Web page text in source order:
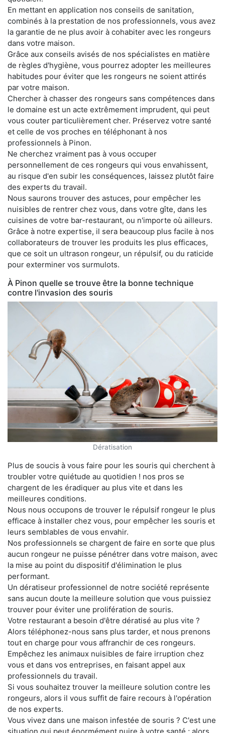
En mettant en application nos conseils de sanitation,
combinés à la prestation de nos professionnels, vous avez
la garantie de ne plus avoir à cohabiter avec les rongeurs
dans votre maison.
Grâce aux conseils avisés de nos spécialistes en matière
de règles d'hygiène, vous pourrez adopter les meilleures
habitudes pour éviter que les rongeurs ne soient attirés
par votre maison.
Chercher à chasser des rongeurs sans compétences dans
le domaine est un acte extrêmement imprudent, qui peut
vous couter particulièrement cher. Préservez votre santé
et celle de vos proches en téléphonant à nos
professionnels à Pinon.
Ne cherchez vraiment pas à vous occuper
personnellement de ces rongeurs qui vous envahissent,
au risque d'en subir les conséquences, laissez plutôt faire
des experts du travail.
Nous saurons trouver des astuces, pour empêcher les
nuisibles de rentrer chez vous, dans votre gîte, dans les
cuisines de votre bar-restaurant, ou n'importe où ailleurs.
Grâce à notre expertise, il sera beaucoup plus facile à nos
collaborateurs de trouver les produits les plus efficaces,
que ce soit un ultrason rongeur, un répulsif, ou du raticide
pour exterminer vos surmulots.
À Pinon quelle se trouve être la bonne technique
contre l'invasion des souris
Dératisation
Plus de soucis à vous faire pour les souris qui cherchent à
troubler votre quiétude au quotidien ! nos pros se
chargent de les éradiquer au plus vite et dans les
meilleures conditions.
Nous nous occupons de trouver le répulsif rongeur le plus
efficace à installer chez vous, pour empêcher les souris et
leurs semblables de vous envahir.
Nos professionnels se chargent de faire en sorte que plus
aucun rongeur ne puisse pénétrer dans votre maison, avec
la mise au point du dispositif d'élimination le plus
performant.
Un dératiseur professionnel de notre société représente
sans aucun doute la meilleure solution que vous puissiez
trouver pour éviter une prolifération de souris.
Votre restaurant a besoin d'être dératisé au plus vite ?
Alors téléphonez-nous sans plus tarder, et nous prenons
tout en charge pour vous affranchir de ces rongeurs.
Empêchez les animaux nuisibles de faire irruption chez
vous et dans vos entreprises, en faisant appel aux
professionnels du travail.
Si vous souhaitez trouver la meilleure solution contre les
rongeurs, alors il vous suffit de faire recours à l'opération
de nos experts.
Vous vivez dans une maison infestée de souris ? C'est une
situation qui peut énormément nuire à votre santé ; alors